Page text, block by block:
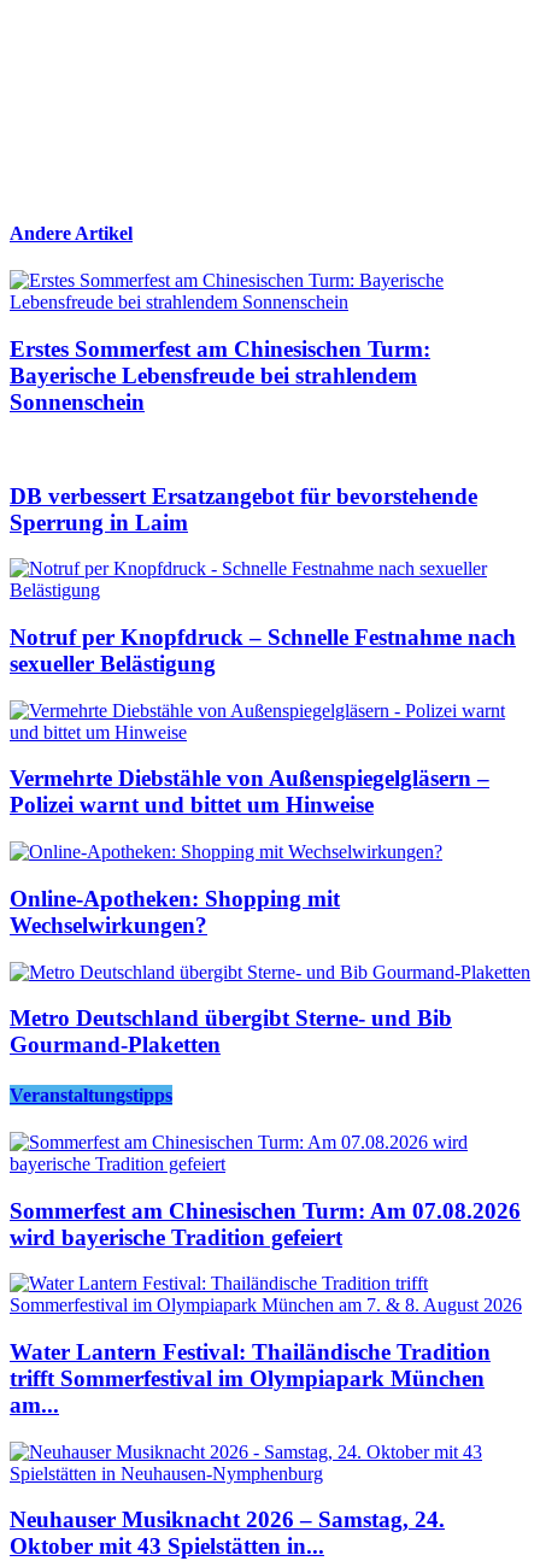
Andere Artikel
Erstes Sommerfest am Chinesischen Turm:
Bayerische Lebensfreude bei strahlendem
Sonnenschein
DB verbessert Ersatzangebot für bevorstehende
Sperrung in Laim
Notruf per Knopfdruck – Schnelle Festnahme nach
sexueller Belästigung
Vermehrte Diebstähle von Außenspiegelgläsern –
Polizei warnt und bittet um Hinweise
Online-Apotheken: Shopping mit
Wechselwirkungen?
Metro Deutschland übergibt Sterne- und Bib
Gourmand-Plaketten
Veranstaltungstipps
Sommerfest am Chinesischen Turm: Am 07.08.2026
wird bayerische Tradition gefeiert
Water Lantern Festival: Thailändische Tradition
trifft Sommerfestival im Olympiapark München
am...
Neuhauser Musiknacht 2026 – Samstag, 24.
Oktober mit 43 Spielstätten in...